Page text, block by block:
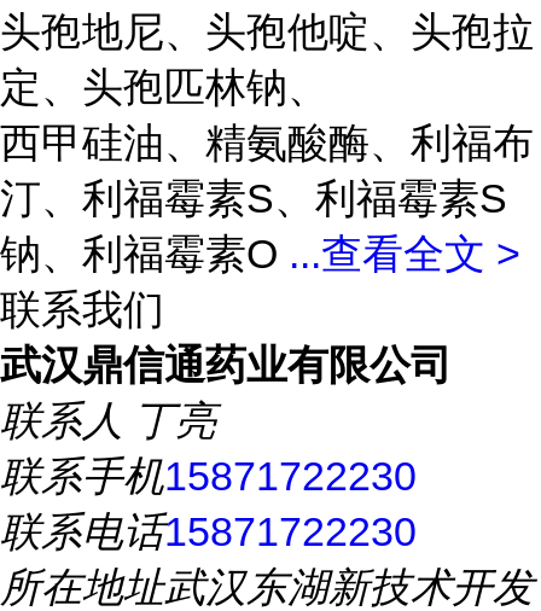
头孢地尼、头孢他啶、头孢拉
定、头孢匹林钠、
西甲硅油、精氨酸酶、利福布
汀、利福霉素S、利福霉素S
钠、利福霉素O ...查看全文 >
联系我们
武汉鼎信通药业有限公司
联系人 丁亮
联系手机15871722230
联系电话15871722230
所在地址武汉东湖新技术开发